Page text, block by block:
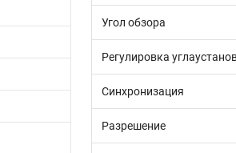
Угол обзора
Регулировка
Синхронизация
Разрешение